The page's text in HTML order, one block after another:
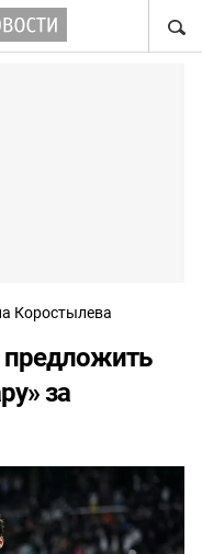
Коростылева
предложить
за